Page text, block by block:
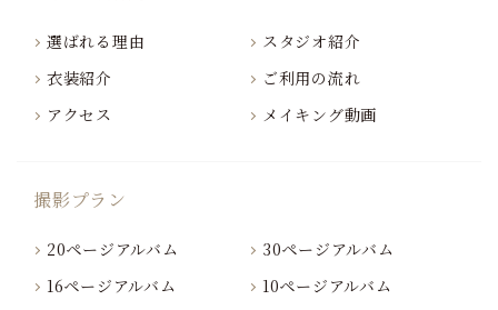
選ばれる理由
スタジオ紹介
衣装紹介
ご利用の流れ
アクセス
メイキング動画
撮影プラン
20ページアルバム
30ページアルバム
16ページアルバム
10ページアルバム